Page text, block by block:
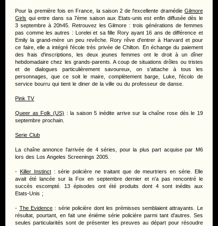
Pour la première fois en France, la saison 2 de l'excellente dramédie Gilmore
Girls qui entre dans sa 7ème saison aux Etats-unis est enfin diffusée dès le
3 septembre à 20h45. Retrouvez les Gilmore : trois générations de femmes
pas comme les autres : Lorelei et sa fille Rory ayant 16 ans de différence et
Emily la grand-mère un peu revêche. Rory rêve d'entrer à Harvard et pour
ce faire, elle a intégré l'école très privée de Chilton. En échange du paiement
des frais d'inscriptions, les deux jeunes femmes ont le droit à un dîner
hebdomadaire chez les grands-parents. A coup de situations drôles ou tristes
et de dialogues particulièrement savoureux, on s'attache à tous les
personnages, que ce soit le maire, complètement barge, Luke, l'écolo de
service bourru qui tient le diner de la ville ou du professeur de danse.
Pink TV
Queer as Folk (US) : la saison 5 inédite arrive sur la chaîne rose dès le 19
septembre prochain.
Serie Club
La chaîne annonce l'arrivée de 4 séries, pour la plus part acquise par M6
lors des Los Angeles Screenings 2005.
-Killer Instinct: série policière ne traitant que de meurtriers en série. Elle
avait été lancée sur la Fox en septembre dernier et n'a pas rencontré le
succès escompté. 13 épisodes ont été produits dont 4 sont inédits aux
Etats-Unis ;
- The Evidence : série policière dont les prémisses semblaient attrayants. Le
résultat, pourtant, en fait une énième série policière parmi tant d'autres. Ses
seules particularités sont de présenter les preuves au départ pour résoudre